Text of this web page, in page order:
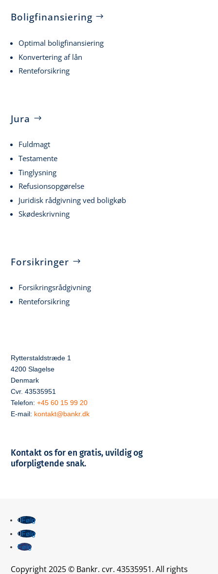
Boligfinansiering
Optimal boligfinansiering
Konvertering af lån
Renteforsikring
Jura
Fuldmagt
Testamente
Tinglysning
Refusionsopgørelse
Juridisk rådgivning ved boligkøb
Skødeskrivning
Forsikringer
Forsikringsrådgivning
Renteforsikring
Rytterstaldstræde 1
4200 Slagelse
Denmark
Cvr. 43535951
Telefon:+45 60 15 99 20
E-mail: kontakt@bankr.dk
Kontakt os for en gratis, uvildig og
uforpligtende snak.
Copyright 2025 © Bankr. cvr. 43535951. All rights
Følg
Følg
Følg